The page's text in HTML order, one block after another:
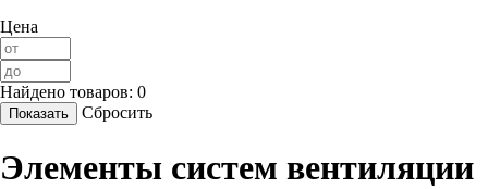
Цена
Найдено товаров: 0
Сбросить
Элементы систем вентиляции